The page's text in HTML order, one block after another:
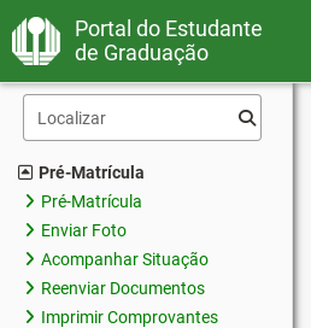
Portal do Estudante
de Graduação
Pré-Matrícula
Pré-Matrícula
Enviar Foto
Acompanhar Situação
Reenviar Documentos
Imprimir Comprovantes